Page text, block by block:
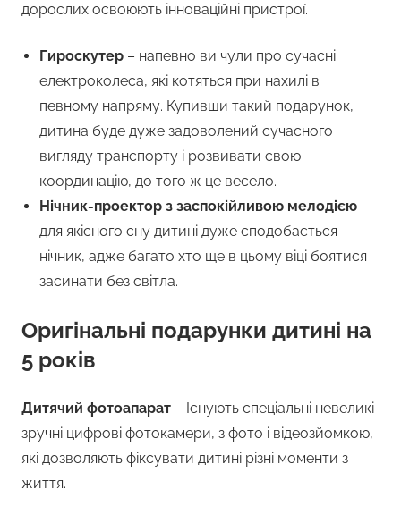
дорослих освоюють інноваційні пристрої.
Гироскутер – напевно ви чули про сучасні
електроколеса, які котяться при нахилі в
певному напряму. Купивши такий подарунок,
дитина буде дуже задоволений сучасного
вигляду транспорту і розвивати свою
координацію, до того ж це весело.
Нічник-проектор з заспокійливою мелодією –
для якісного сну дитині дуже сподобається
нічник, адже багато хто ще в цьому віці боятися
засинати без світла.
Оригінальні подарунки дитині на
5 років
Дитячий фотоапарат – Існують спеціальні невеликі
зручні цифрові фотокамери, з фото і відеозйомкою,
які дозволяють фіксувати дитині різні моменти з
життя.